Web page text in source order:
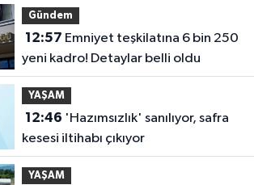
Gündem
12:57
yeni kadro! Detaylar belli oldu
YAŞAM
12:46
kesesi iltihabı çıkıyor
YAŞAM